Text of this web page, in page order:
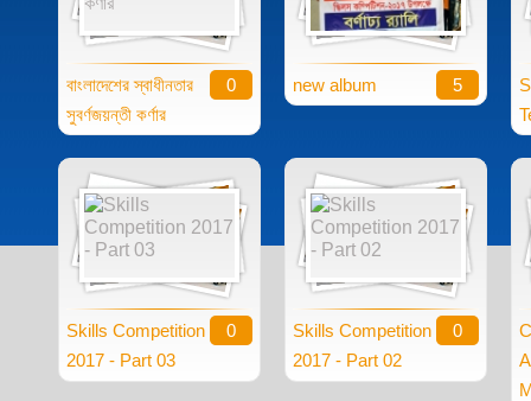
0
বাংলাদেশের স্বাধীনতার
সুবর্ণজয়ন্তী কর্ণার
5
new album
0
Skills Competition
2017 - Part 03
0
Skills Competition
2017 - Part 02